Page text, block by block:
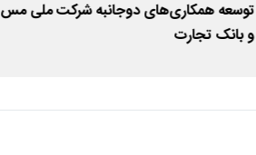
توسعه همکاری‌های دوجانبه شرکت ملی مس
و بانک تجارت